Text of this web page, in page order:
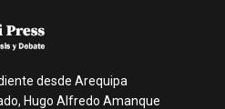
desde Arequipa
Hugo Alfredo Amanque